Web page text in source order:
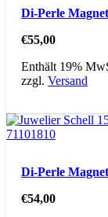
Di-Perle
€55,00
Enthält 19%
zzgl.Versand
Di-Perle
€54,00